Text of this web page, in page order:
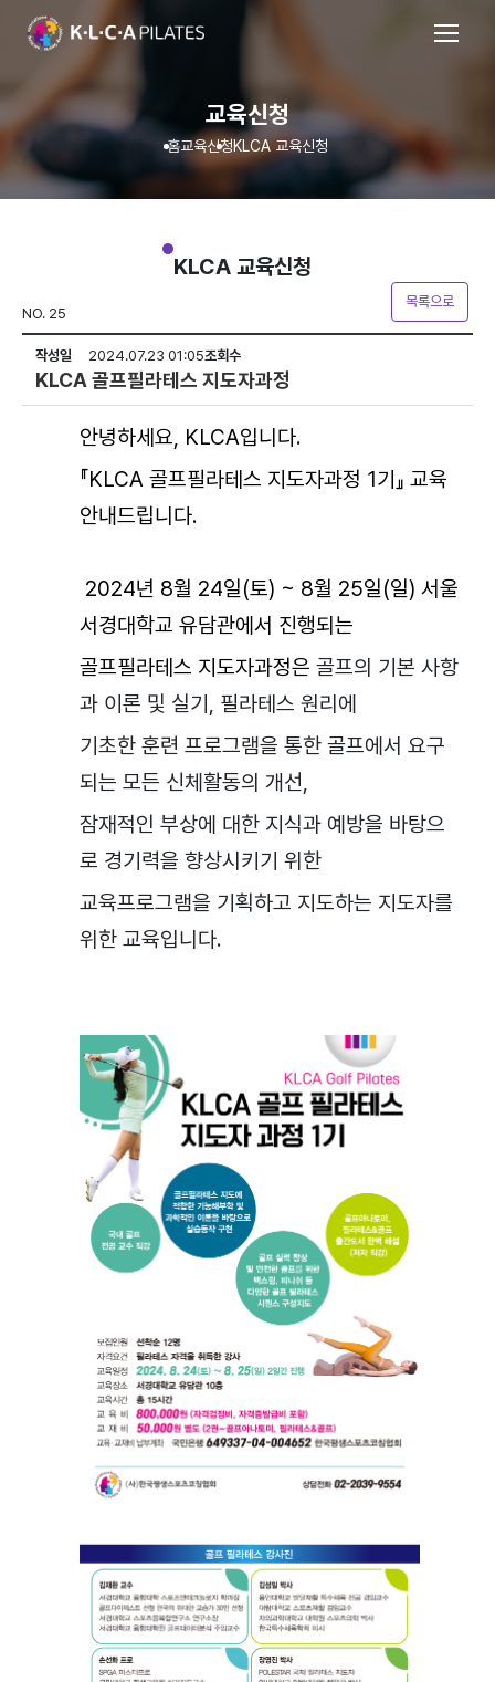
교육신청
홈교육신청KLCA 교육신청
KLCA 교육신청
NO. 25
목록으로
KLCA 골프필라테스 지도자과정
작성일 2024.07.23 01:05조회수
안녕하세요, KLCA입니다.
『KLCA 골프필라테스 지도자과정 1기』 교육
안내드립니다.
2024년 8월 24일(토) ~ 8월 25일(일) 서울
서경대학교 유담관에서 진행되는
골프필라테스 지도자과정은 골프의 기본 사항
과 이론 및 실기, 필라테스 원리에
기초한 훈련 프로그램을 통한 골프에서 요구
되는 모든 신체활동의 개선,
잠재적인 부상에 대한 지식과 예방을 바탕으
로 경기력을 향상시키기 위한
교육프로그램을 기획하고 지도하는 지도자를
위한 교육입니다.